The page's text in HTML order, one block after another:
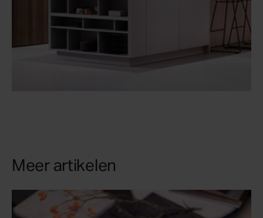
Meer artikelen